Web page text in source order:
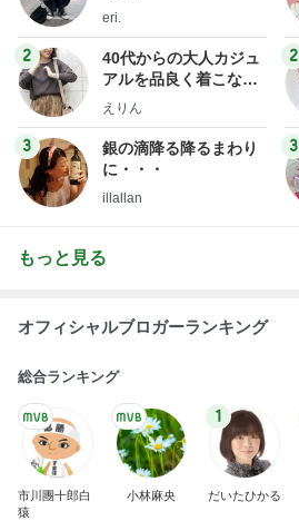
eri.
2
40代からの大人カジュ
アルを品良く着こなす
ファッションブログ
えりん
3
銀の滴降る降るまわり
に・・・
illallan
2
3
もっと見る
オフィシャルブロガーランキング
総合ランキング
市川團十郎白
猿
小林麻央
1
だいたひかる